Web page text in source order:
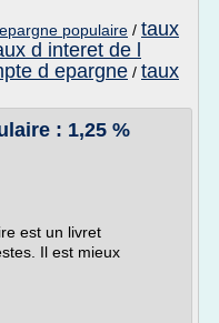
populaire / taux
d interet de l
d epargne / taux
: 1,25 %
est un livret
Il est mieux